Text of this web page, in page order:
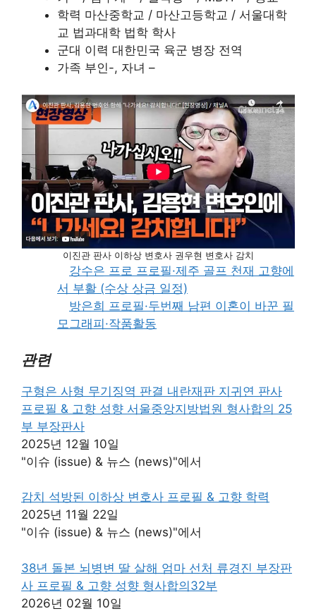
학력 마산중학교 / 마산고등학교 / 서울대학
교 법과대학 법학 학사
군대 이력 대한민국 육군 병장 전역
가족 부인-, 자녀 –
이진관 판사 이하상 변호사 권우현 변호사 감치
강수은 프로 프로필·제주 골프 천재 고향에
서 부활 (수상 상금 일정)
방은희 프로필·두번째 남편 이혼이 바꾼 필
모그래피·작품활동
관련
구형은 사형 무기징역 판결 내란재판 지귀연 판사
프로필 & 고향 성향 서울중앙지방법원 형사합의 25
부 부장판사
2025년 12월 10일
"이슈 (issue) & 뉴스 (news)"에서
감치 석방된 이하상 변호사 프로필 & 고향 학력
2025년 11월 22일
"이슈 (issue) & 뉴스 (news)"에서
38년 돌본 뇌병변 딸 살해 엄마 선처 류경진 부장판
사 프로필 & 고향 성향 형사합의32부
2026년 02월 10일